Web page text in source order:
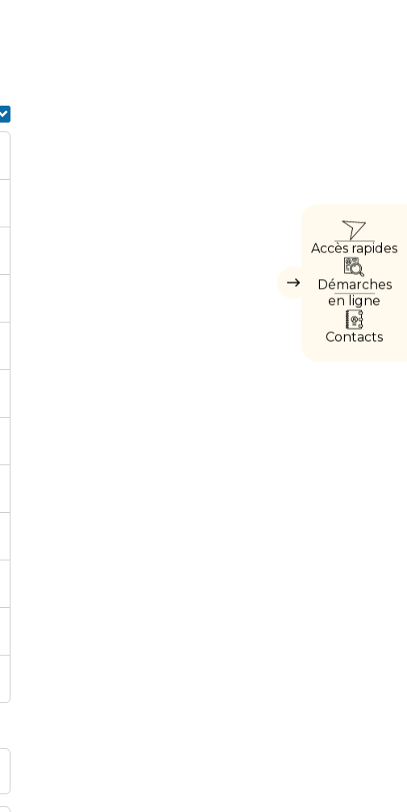
Masquer
Accès rapides
Démarches
en ligne
Contacts